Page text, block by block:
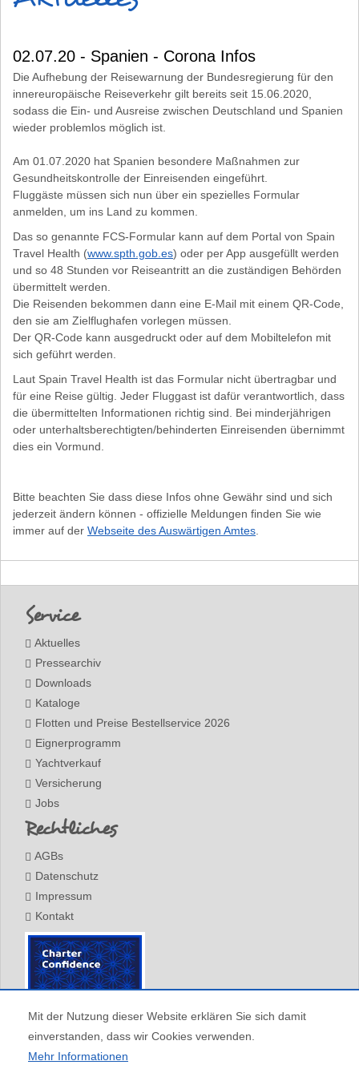
02.07.20 - Spanien - Corona Infos
Die Aufhebung der Reisewarnung der Bundesregierung für den
innereuropäische Reiseverkehr gilt bereits seit 15.06.2020,
sodass die Ein- und Ausreise zwischen Deutschland und Spanien
wieder problemlos möglich ist.
Am 01.07.2020 hat Spanien besondere Maßnahmen zur
Gesundheitskontrolle der Einreisenden eingeführt.
Fluggäste müssen sich nun über ein spezielles Formular
anmelden, um ins Land zu kommen.
Das so genannte FCS-Formular kann auf dem Portal von Spain
Travel Health (www.spth.gob.es) oder per App ausgefüllt werden
und so 48 Stunden vor Reiseantritt an die zuständigen Behörden
übermittelt werden.
Die Reisenden bekommen dann eine E-Mail mit einem QR-Code,
den sie am Zielflughafen vorlegen müssen.
Der QR-Code kann ausgedruckt oder auf dem Mobiltelefon mit
sich geführt werden.
Laut Spain Travel Health ist das Formular nicht übertragbar und
für eine Reise gültig. Jeder Fluggast ist dafür verantwortlich, dass
die übermittelten Informationen richtig sind. Bei minderjährigen
oder unterhaltsberechtigten/behinderten Einreisenden übernimmt
dies ein Vormund.
Bitte beachten Sie dass diese Infos ohne Gewähr sind und sich
jederzeit ändern können - offizielle Meldungen finden Sie wie
immer auf der Webseite des Auswärtigen Amtes
Service
Aktuelles
Pressearchiv
Downloads
Kataloge
Flotten und Preise Bestellservice 2026
Eignerprogramm
Yachtverkauf
Versicherung
Jobs
Rechtliches
AGBs
Datenschutz
Impressum
Kontakt
Mit der Nutzung dieser Website erklären Sie sich damit
einverstanden, dass wir Cookies verwenden.
Mehr Informationen